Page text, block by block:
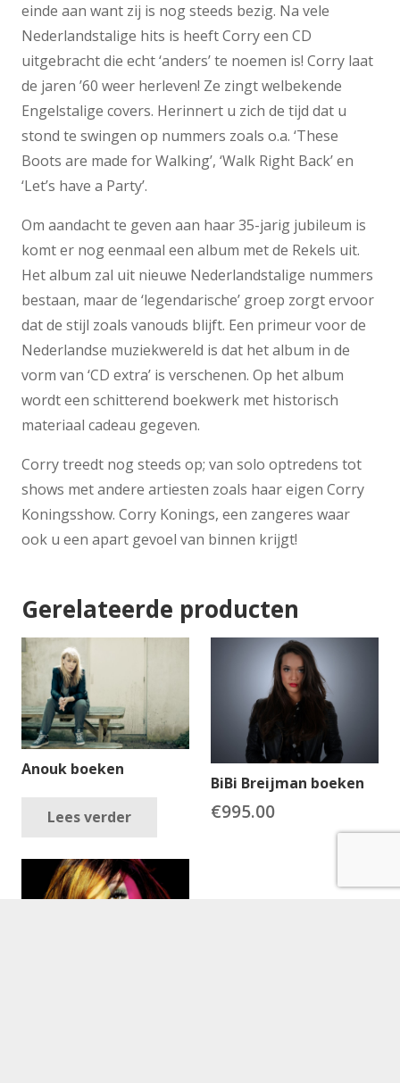
einde aan want zij is nog steeds bezig. Na vele
Nederlandstalige hits is heeft Corry een CD
uitgebracht die echt ‘anders’ te noemen is! Corry laat
de jaren ’60 weer herleven! Ze zingt welbekende
Engelstalige covers. Herinnert u zich de tijd dat u
stond te swingen op nummers zoals o.a. ‘These
Boots are made for Walking’, ‘Walk Right Back’ en
‘Let’s have a Party’.
Om aandacht te geven aan haar 35-jarig jubileum is
komt er nog eenmaal een album met de Rekels uit.
Het album zal uit nieuwe Nederlandstalige nummers
bestaan, maar de ‘legendarische’ groep zorgt ervoor
dat de stijl zoals vanouds blijft. Een primeur voor de
Nederlandse muziekwereld is dat het album in de
vorm van ‘CD extra’ is verschenen. Op het album
wordt een schitterend boekwerk met historisch
materiaal cadeau gegeven.
Corry treedt nog steeds op; van solo optredens tot
shows met andere artiesten zoals haar eigen Corry
Koningsshow. Corry Konings, een zangeres waar
ook u een apart gevoel van binnen krijgt!
Gerelateerde producten
Anouk boeken
Lees verder
BiBi Breijman boeken
€995.00